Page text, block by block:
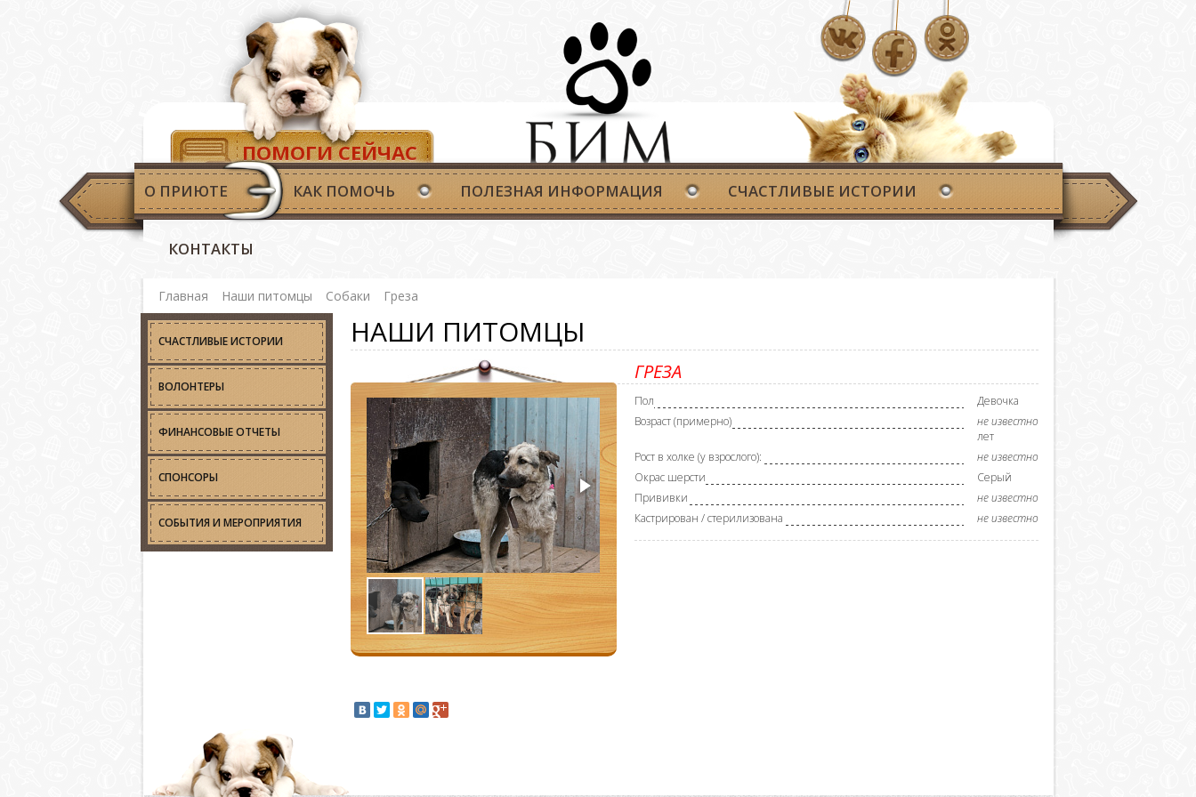
ПОМОГИ СЕЙЧАС
О ПРИЮТЕ КАК ПОМОЧЬ ПОЛЕЗНАЯ ИНФОРМАЦИЯ СЧАСТЛИВЫЕ ИСТОРИИ
КОНТАКТЫ
Главная Наши питомцы Собаки Греза
СЧАСТЛИВЫЕ ИСТОРИИ
ВОЛОНТЕРЫ
ФИНАНСОВЫЕ ОТЧЕТЫ
СПОНСОРЫ
СОБЫТИЯ И МЕРОПРИЯТИЯ
НАШИ ПИТОМЦЫ
ГРЕЗА
Пол
Девочка
Возраст (примерно)
не известно
лет
Рост в холке (у взрослого):
не известно
Окрас шерсти
Серый
Прививки
не известно
Кастрирован / стерилизована
не известно